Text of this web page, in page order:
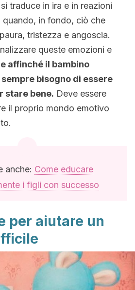
traduce in ira e in reazioni
in fondo, ciò che
tristezza e angoscia.
queste emozioni e
affinché il bambino
bisogno di essere
stare bene. Deve essere
il proprio mondo emotivo
anche: Come educare
i figli con successo
per aiutare un